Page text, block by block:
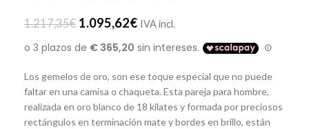
1.217,35€ 1.095,62€ IVA incl.
Los gemelos de oro, son ese toque especial que no puede
faltar en una camisa o chaqueta. Esta pareja para hombre,
realizada en oro blanco de 18 kilates y formada por preciosos
rectángulos en terminación mate y bordes en brillo, están